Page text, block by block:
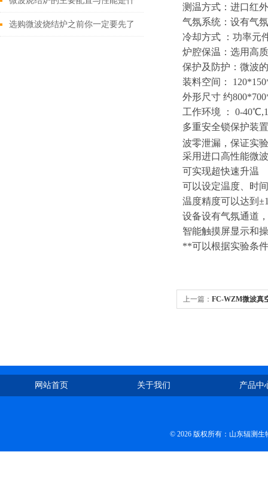
么
选购微波烧结炉之前你一定要先了
测温方式：进口红
气氛系统：设有气
冷却方式 ：功率元
炉腔保温：选用高
保护及防护：微波
装料空间：
外形尺寸 约
工作环境 ： 0-
多重安全锁保护装
波零泄漏，保证实
采用进口高性能微
可实现超快速升温
可以设定温度、时
温度精度可以达到
设备设有气氛通道
智能触摸屏显示和
**可以根据实验条
上一篇： FC-WZM微波真
网站首页 关于我们 产品中
© 2026 版权所有：山东辐测